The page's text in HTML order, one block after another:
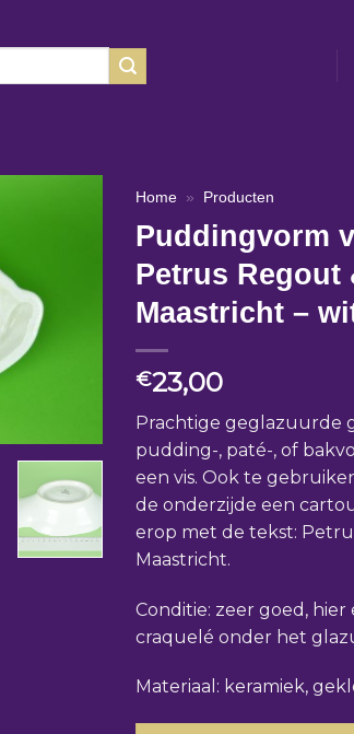
Home » Producten
Puddingvorm
Petrus Regout
Maastricht –
€23,00
Prachtige geglazuurde
pudding-, paté-, of
een vis. Ook te
de onderzijde een
erop met de tekst:
Maastricht.
Conditie: zeer goed,
craquelé onder het
Materiaal: keramiek,